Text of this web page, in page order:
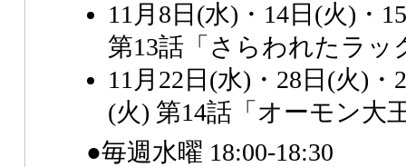
11月8日(水)・14日(火)・
第13話「さらわれたラッ
11月22日(水)・28日(火)・
(火) 第14話「オーモン大
●毎週水曜 18:00-18:30